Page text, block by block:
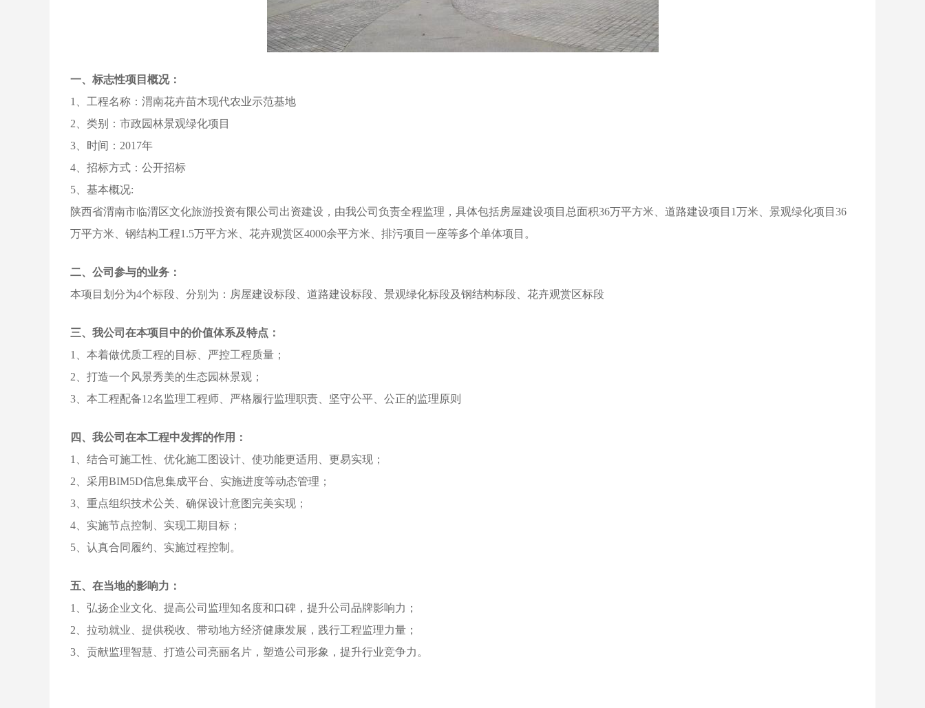
一、标志性项目概况：
1、工程名称：渭南花卉苗木现代农业示范基地
2、类别：市政园林景观绿化项目
3、时间：2017年
4、招标方式：公开招标
5、基本概况:
陕西省渭南市临渭区文化旅游投资有限公司出资建设，由我公司负责全程监理，具体包括房屋建设项目总面积36万平方米、道路建设项目1万米、景观绿化项目36
万平方米、钢结构工程1.5万平方米、花卉观赏区4000余平方米、排污项目一座等多个单体项目。
二、公司参与的业务：
本项目划分为4个标段、分别为：房屋建设标段、道路建设标段、景观绿化标段及钢结构标段、花卉观赏区标段
三、我公司在本项目中的价值体系及特点：
1、本着做优质工程的目标、严控工程质量；
2、打造一个风景秀美的生态园林景观；
3、本工程配备12名监理工程师、严格履行监理职责、坚守公平、公正的监理原则
四、我公司在本工程中发挥的作用：
1、结合可施工性、优化施工图设计、使功能更适用、更易实现；
2、采用BIM5D信息集成平台、实施进度等动态管理；
3、重点组织技术公关、确保设计意图完美实现；
4、实施节点控制、实现工期目标；
5、认真合同履约、实施过程控制。
五、在当地的影响力：
1、弘扬企业文化、提高公司监理知名度和口碑，提升公司品牌影响力；
2、拉动就业、提供税收、带动地方经济健康发展，践行工程监理力量；
3、贡献监理智慧、打造公司亮丽名片，塑造公司形象，提升行业竞争力。